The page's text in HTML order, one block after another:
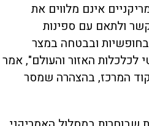
אינם מלווים את
ולתאם עם ספינות
ובבטחה במצר
לכלכלות האזור והעולם", אמר
המרכז, בהצהרה שמסר